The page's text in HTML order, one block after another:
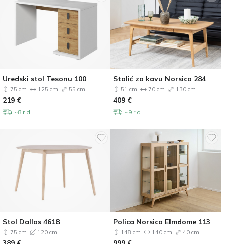
Uredski stol Tesonu 100
75 cm 125 cm 55 cm
219 €
~8 r.d.
Stolić za kavu Norsica 284
51 cm 70 cm 130 cm
409 €
~9 r.d.
Stol Dallas 4618
75 cm 120 cm
Polica Norsica Elmdome 113
148 cm 140 cm 40 cm